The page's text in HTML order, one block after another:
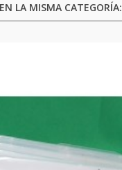
LA MISMA CATEGORÍA: